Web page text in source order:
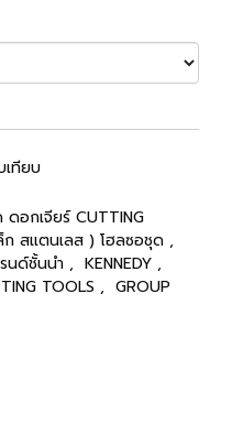
เทียบ
อกเจียร์ CUTTING
ก สแตนเลส ) โฮลซอชุด ,
นด์ชั้นนำ , KENNEDY ,
TOOLS , GROUP